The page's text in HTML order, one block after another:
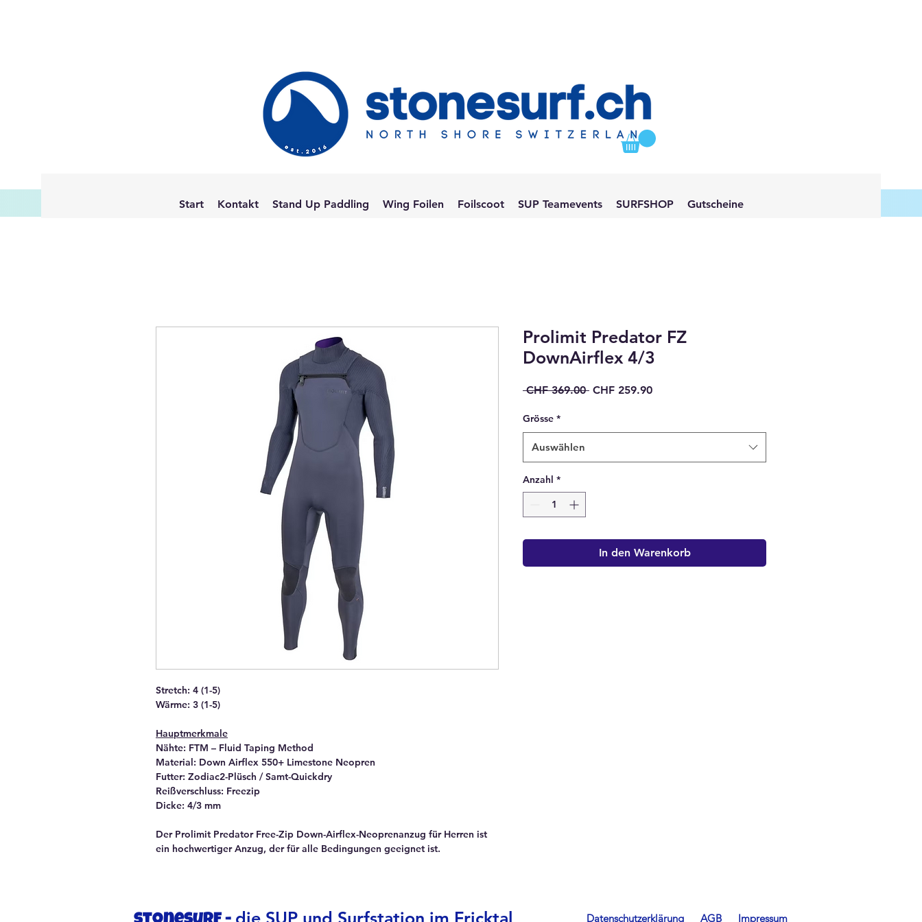
Start Kontakt Stand Up Paddling Wing Foilen Foilscoot SUP Teamevents SURFSHOP Gutscheine
Stretch: 4 (1-5)
Wärme: 3 (1-5)
Hauptmerkmale
Nähte: FTM – Fluid Taping Method
Material: Down Airflex 550+ Limestone Neopren
Futter: Zodiac2-Plüsch / Samt-Quickdry
Reißverschluss: Freezip
Dicke: 4/3 mm
Der Prolimit Predator Free-Zip Down-Airflex-Neoprenanzug für Herren ist
ein hochwertiger Anzug, der für alle Bedingungen geeignet ist.
Prolimit Predator FZ
DownAirflex 4/3
CHF 369.00 Standardpreis
CHF 259.90Sale-
Grösse *
Auswählen
Anzahl *
In den Warenkorb
Datenschutzerklärung AGB Impressum